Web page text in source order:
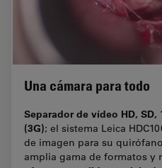
Una cámara para todo
Separador de vídeo HD, SD,
(3G); el sistema Leica
de imagen para su
amplia gama de formatos y